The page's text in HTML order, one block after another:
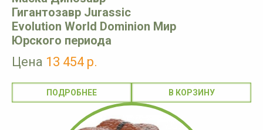
Гигантозавр Jurassic
Evolution World Dominion Мир
Юрского периода
Цена 13 454 р.
ПОДРОБНЕЕ